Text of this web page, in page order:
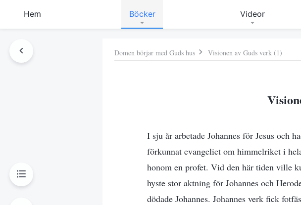
Hem Böcker Videor
Domen börjar med Guds hus Visionen av Guds verk (1)
I sju år arbetade Johannes för Jesus och
förkunnat evangeliet om himmelriket i
honom en profet. Vid den här tiden ville
hyste stor aktning för Johannes och
dödade Johannes. Johannes verk fick